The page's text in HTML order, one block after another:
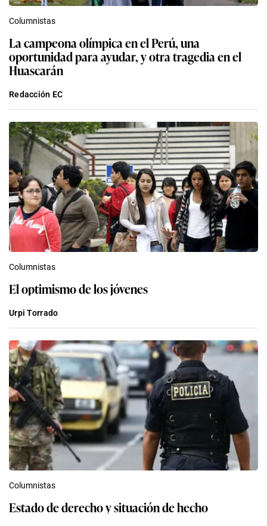
Columnistas
La campeona olímpica en el Perú, una
oportunidad para ayudar, y otra tragedia en el
Huascarán
Redacción EC
Columnistas
El optimismo de los jóvenes
Urpi Torrado
Columnistas
Estado de derecho y situación de hecho